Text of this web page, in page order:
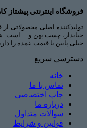
فروشگاه اینترنتی پیشتاز
تولیدکننده اصلی محصولاتی
حبابدار، چسب پهن و… است. شما
خیلی پایین با قیمت عمده را
دسترسی سریع
خانه
تماس با ما
چاپ اختصاصی
درباره ما
سوالات متداول
قوانین و شرایط